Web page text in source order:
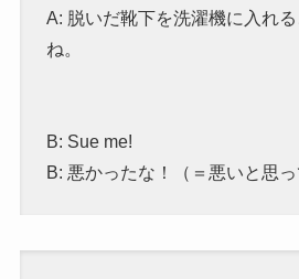
A: 脱いだ靴下を洗濯機に入れ
ね。
B: Sue me!
B: 悪かったな！（＝悪いと思っ